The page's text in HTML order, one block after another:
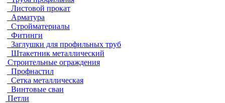
Листовой прокат
Арматура
Стройматериалы
Фитинги
Заглушки для профильных труб
Штакетник металлический
Строительные ограждения
Профнастил
Сетка металлическая
Винтовые сваи
Петли